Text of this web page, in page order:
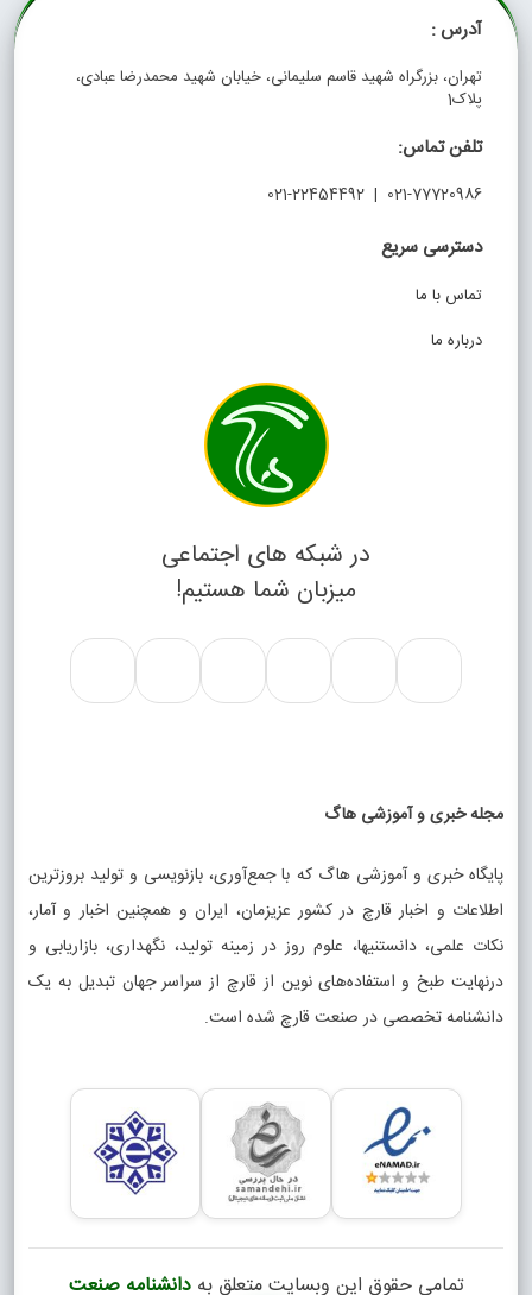
آدرس :
تهران، بزرگراه شهید قاسم سلیمانی، خیابان شهید محمدرضا عبادی،
پلاک1
تلفن تماس:
021-77720986 | 021-22454492
دسترسی سریع
تماس با ما
درباره ما
در شبکه های اجتماعی
میزبان شما هستیم!
مجله خبری و آموزشی هاگ
پایگاه خبری و آموزشی هاگ که با جمع‌آوری، بازنویسی و تولید بروزترین
اطلاعات و اخبار قارچ در کشور عزیزمان، ایران و همچنین اخبار و آمار،
نکات علمی، دانستنیها، علوم روز در زمینه تولید، نگهداری، بازاریابی و
درنهایت طبخ و استفاده‌های نوین از قارچ از سراسر جهان تبدیل به یک
دانشنامه تخصصی در صنعت قارچ شده است.
تمامی حقوق این وبسایت متعلق بهدانشنامه صنعت